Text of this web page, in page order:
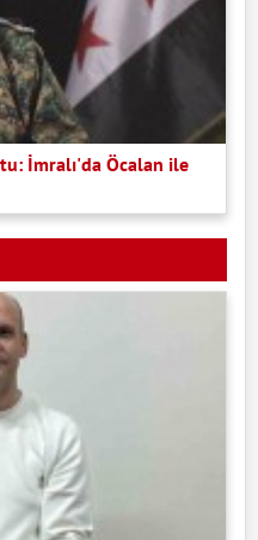
İmralı'da Öcalan ile